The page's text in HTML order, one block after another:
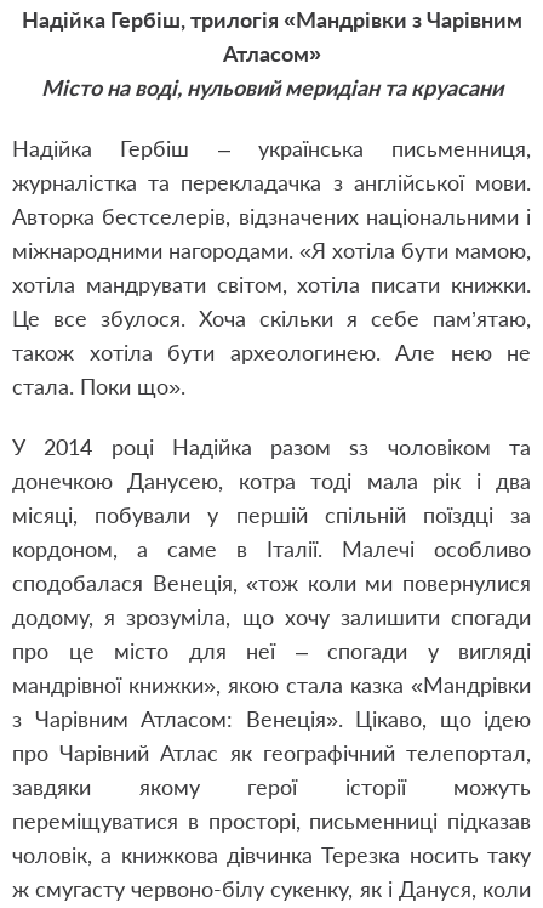
Надійка Гербіш, трилогія «Мандрівки з Чарівним
Атласом»
Місто на воді, нульовий меридіан та круасани
Надійка Гербіш – українська письменниця,
журналістка та перекладачка з англійської мови.
Авторка бестселерів, відзначених національними і
міжнародними нагородами. «Я хотіла бути мамою,
хотіла мандрувати світом, хотіла писати книжки.
Це все збулося. Хоча скільки я себе пам’ятаю,
також хотіла бути археологинею. Але нею не
стала. Поки що».
У 2014 році Надійка разом sз чоловіком та
донечкою Данусею, котра тоді мала рік і два
місяці, побували у першій спільній поїздці за
кордоном, а саме в Італії. Малечі особливо
сподобалася Венеція, «тож коли ми повернулися
додому, я зрозуміла, що хочу залишити спогади
про це місто для неї – спогади у вигляді
мандрівної книжки», якою стала казка «Мандрівки
з Чарівним Атласом: Венеція». Цікаво, що ідею
про Чарівний Атлас як географічний телепортал,
завдяки якому герої історії можуть
переміщуватися в просторі, письменниці підказав
чоловік, а книжкова дівчинка Терезка носить таку
ж смугасту червоно-білу сукенку, як і Дануся, коли